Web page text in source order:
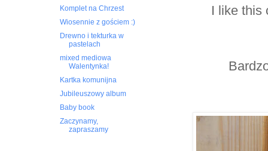
I like this
Komplet na Chrzest
Wiosennie z gościem :)
Drewno i tekturka w
pastelach
mixed mediowa
Walentynka!
Kartka komunijna
Jubileuszowy album
Baby book
Zaczynamy,
zapraszamy